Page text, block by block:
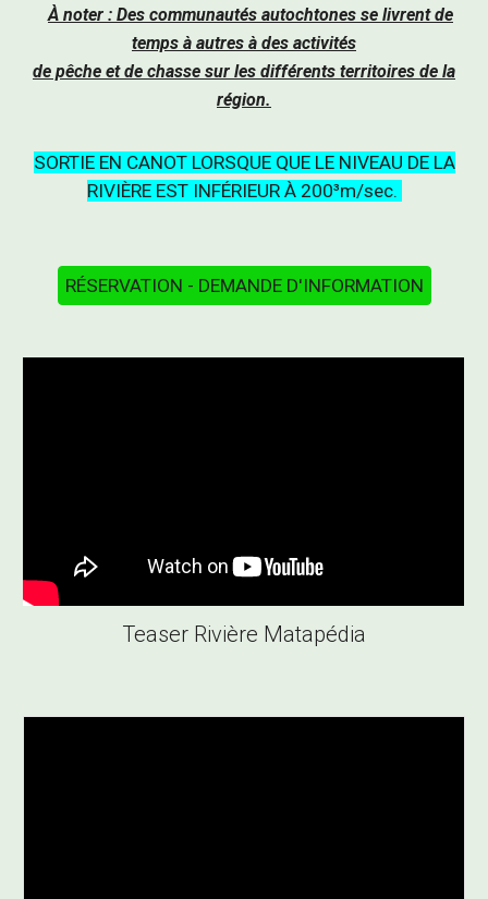
À noter : Des communautés autochtones se livrent de
temps à autres à des activités
de pêche et de chasse sur les différents territoires de la
région.
SORTIE EN CANOT LORSQUE QUE LE NIVEAU DE LA
RIVIÈRE EST INFÉRIEUR À 200³m/sec.
RÉSERVATION - DEMANDE D'INFORMATION
Teaser Rivière Matapédia